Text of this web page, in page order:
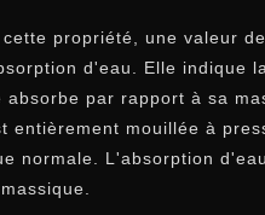
propriété, une valeur
d'eau. Elle indique
absorbe par rapport à sa
entièrement mouillée à
normale. L'absorption